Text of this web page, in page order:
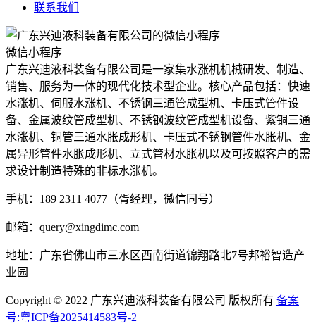
联系我们
微信小程序
广东兴迪液科装备有限公司是一家集水涨机机械研发、制造、
销售、服务为一体的现代化技术型企业。核心产品包括：快速
水涨机、伺服水涨机、不锈钢三通管成型机、卡压式管件设
备、金属波纹管成型机、不锈钢波纹管成型机设备、紫铜三通
水涨机、铜管三通水胀成形机、卡压式不锈钢管件水胀机、金
属异形管件水胀成形机、立式管材水胀机以及可按照客户的需
求设计制造特殊的非标水涨机。
手机：189 2311 4077（胥经理，微信同号）
邮箱：query@xingdimc.com
地址：广东省佛山市三水区西南街道锦翔路北7号邦裕智造产
业园
Copyright © 2022 广东兴迪液科装备有限公司 版权所有 备案
号:粤ICP备2025414583号-2